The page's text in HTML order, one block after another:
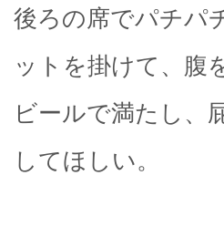
後ろの席でパチパ
ットを掛けて、腹
ビールで満たし、
してほしい。